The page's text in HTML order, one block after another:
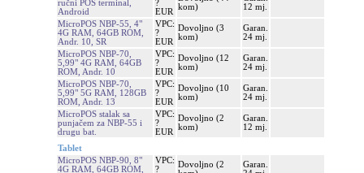
ručni POS terminal,
Android
?
EUR
kom)
12 mj.
MicroPOS NBP-55, 4"
4G RAM, 64GB ROM,
Andr. 10, SR
VPC:
?
EUR
Dovoljno (3
kom)
Garan.
24 mj.
MicroPOS NBP-70,
5,99" 4G RAM, 64GB
ROM, Andr. 10
VPC:
?
EUR
Dovoljno (12
kom)
Garan.
24 mj.
MicroPOS NBP-70,
5,99" 5G RAM, 128GB
ROM, Andr. 13
VPC:
?
EUR
Dovoljno (10
kom)
Garan.
24 mj.
MicroPOS stalak sa
punjačem za NBP-55 i
drugu bat.
VPC:
?
EUR
Dovoljno (2
kom)
Garan.
12 mj.
Tablet
MicroPOS NBP-90, 8"
4G RAM, 64GB ROM,
VPC:
?
Dovoljno (2
Garan.